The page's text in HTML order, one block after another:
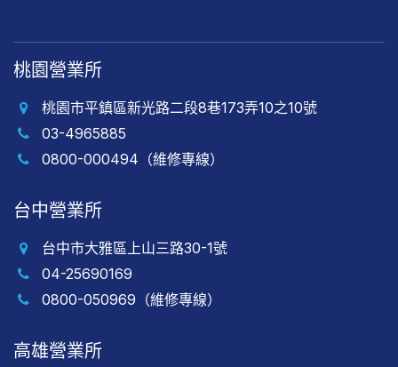
桃園營業所
桃園市平鎮區新光路二段8巷173弄10之10號
03-4965885
0800-000494（維修專線）
台中營業所
台中市大雅區上山三路30-1號
04-25690169
0800-050969（維修專線）
高雄營業所